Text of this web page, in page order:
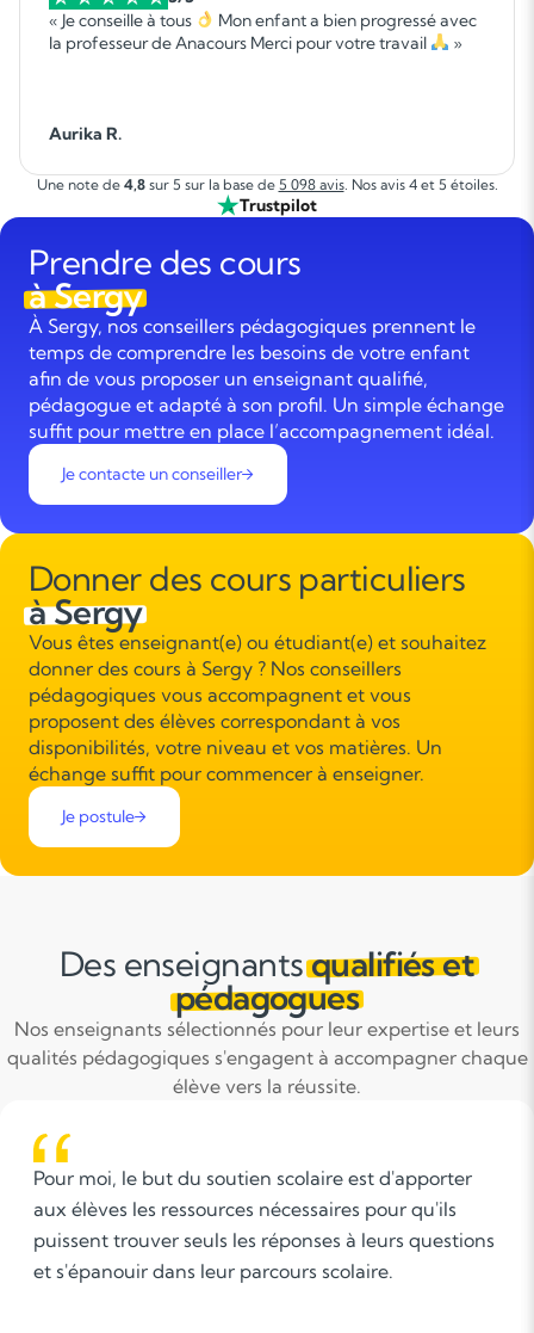
« Je conseille à tous
Mon enfant a bien progressé avec
la professeur de Anacours Merci pour votre travail
»
Aurika R.
Une note de 4,8sur 5 sur la base de 5 098 avis. Nos avis 4 et 5 étoiles.
Trustpilot
Prendre des cours
à Sergy
À Sergy, nos conseillers pédagogiques prennent le
temps de comprendre les besoins de votre enfant
afin de vous proposer un enseignant qualifié,
pédagogue et adapté à son profil. Un simple échange
suffit pour mettre en place l’accompagnement idéal.
Je contacte un conseiller
Donner des cours particuliers
à Sergy
Vous êtes enseignant(e) ou étudiant(e) et souhaitez
donner des cours à Sergy ? Nos conseillers
pédagogiques vous accompagnent et vous
proposent des élèves correspondant à vos
disponibilités, votre niveau et vos matières. Un
échange suffit pour commencer à enseigner.
Je postule
Des enseignantsqualifiés et
pédagogues
Nos enseignants sélectionnés pour leur expertise et leurs
qualités pédagogiques s'engagent à accompagner chaque
élève vers la réussite.
Pour moi, le but du soutien scolaire est d'apporter
aux élèves les ressources nécessaires pour qu'ils
puissent trouver seuls les réponses à leurs questions
et s'épanouir dans leur parcours scolaire.